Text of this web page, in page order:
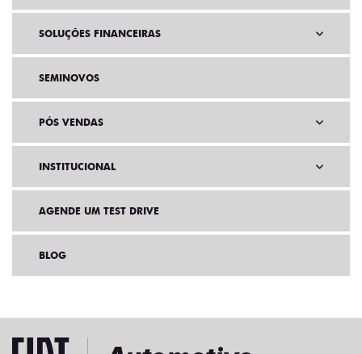
SOLUÇÕES FINANCEIRAS
SEMINOVOS
PÓS VENDAS
INSTITUCIONAL
AGENDE UM TEST DRIVE
BLOG